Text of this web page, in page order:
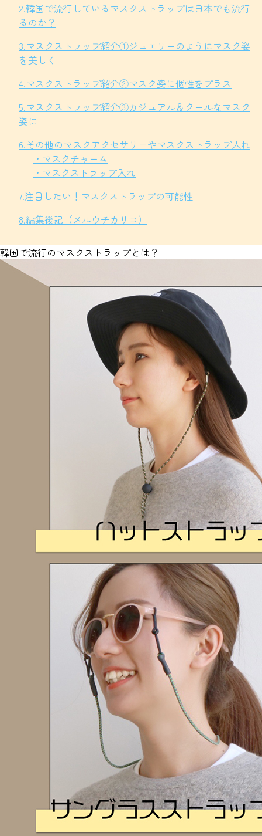
2.韓国で流行しているマスクストラップは日本でも流行
るのか？
3.マスクストラップ紹介①ジュエリーのようにマスク姿
を美しく
4.マスクストラップ紹介②マスク姿に個性をプラス
5.マスクストラップ紹介③カジュアル＆クールなマスク
姿に
6.その他のマスクアクセサリーやマスクストラップ入れ
・マスクチャーム
・マスクストラップ入れ
7.注目したい！マスクストラップの可能性
8.編集後記（メルウチカリコ）
韓国で流行のマスクストラップとは？